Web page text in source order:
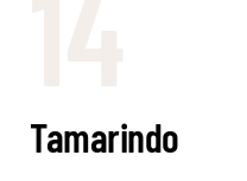
Tamarindo